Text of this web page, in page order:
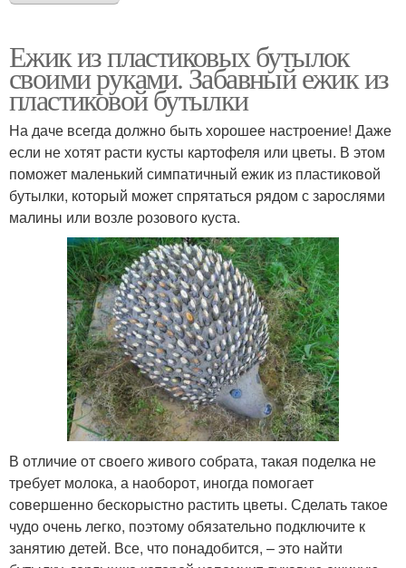
Ежик из пластиковых бутылок
своими руками. Забавный ежик из
пластиковой бутылки
На даче всегда должно быть хорошее настроение! Даже
если не хотят расти кусты картофеля или цветы. В этом
поможет маленький симпатичный ежик из пластиковой
бутылки, который может спрятаться рядом с зарослями
малины или возле розового куста.
В отличие от своего живого собрата, такая поделка не
требует молока, а наоборот, иногда помогает
совершенно бескорыстно растить цветы. Сделать такое
чудо очень легко, поэтому обязательно подключите к
занятию детей. Все, что понадобится, – это найти